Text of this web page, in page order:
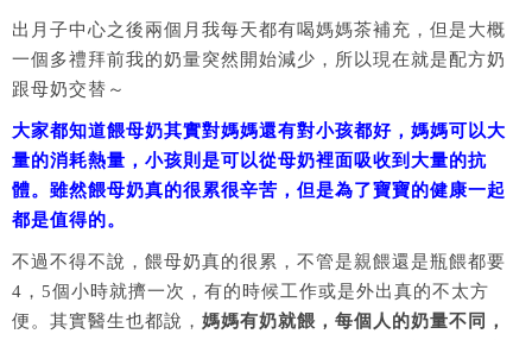
出月子中心之後兩個月我每天都有喝媽媽茶補充，但是大概
一個多禮拜前我的奶量突然開始減少，所以現在就是配方奶
跟母奶交替～
大家都知道餵母奶其實對媽媽還有對小孩都好，媽媽可以大
量的消耗熱量，小孩則是可以從母奶裡面吸收到大量的抗
體。雖然餵母奶真的很累很辛苦，但是為了寶寶的健康一起
都是值得的。
不過不得不說，餵母奶真的很累，不管是親餵還是瓶餵都要
4，5個小時就擠一次，有的時候工作或是外出真的不太方
便。其實醫生也都說， 媽媽有奶就餵，每個人的奶量不同，